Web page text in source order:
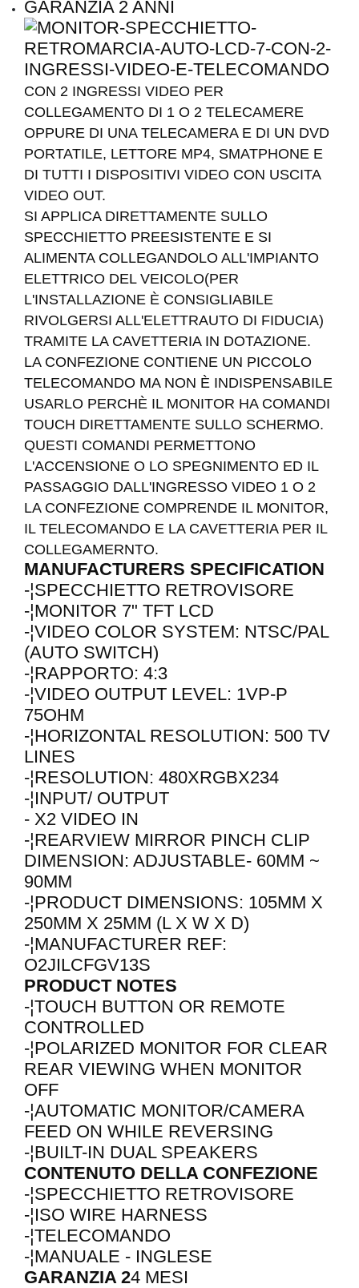
GARANZIA 2 ANNI
CON 2 INGRESSI VIDEO PER
COLLEGAMENTO DI 1 O 2 TELECAMERE
OPPURE DI UNA TELECAMERA E DI UN DVD
PORTATILE, LETTORE MP4, SMATPHONE E
DI TUTTI I DISPOSITIVI VIDEO CON USCITA
VIDEO OUT.
SI APPLICA DIRETTAMENTE SULLO
SPECCHIETTO PREESISTENTE E SI
ALIMENTA COLLEGANDOLO ALL'IMPIANTO
ELETTRICO DEL VEICOLO(PER
L'INSTALLAZIONE È CONSIGLIABILE
RIVOLGERSI ALL'ELETTRAUTO DI FIDUCIA)
TRAMITE LA CAVETTERIA IN DOTAZIONE.
LA CONFEZIONE CONTIENE UN PICCOLO
TELECOMANDO MA NON È INDISPENSABILE
USARLO PERCHÈ IL MONITOR HA COMANDI
TOUCH DIRETTAMENTE SULLO SCHERMO.
QUESTI COMANDI PERMETTONO
L'ACCENSIONE O LO SPEGNIMENTO ED IL
PASSAGGIO DALL'INGRESSO VIDEO 1 O 2
LA CONFEZIONE COMPRENDE IL MONITOR,
IL TELECOMANDO E LA CAVETTERIA PER IL
COLLEGAMERNTO.
MANUFACTURERS SPECIFICATION
-¦SPECCHIETTO RETROVISORE
-¦MONITOR 7" TFT LCD
-¦VIDEO COLOR SYSTEM: NTSC/PAL
(AUTO SWITCH)
-¦RAPPORTO: 4:3
-¦VIDEO OUTPUT LEVEL: 1VP-P
75OHM
-¦HORIZONTAL RESOLUTION: 500 TV
LINES
-¦RESOLUTION: 480XRGBX234
-¦INPUT/ OUTPUT
- X2 VIDEO IN
-¦REARVIEW MIRROR PINCH CLIP
DIMENSION: ADJUSTABLE- 60MM ~
90MM
-¦PRODUCT DIMENSIONS: 105MM X
250MM X 25MM (L X W X D)
-¦MANUFACTURER REF:
O2JILCFGV13S
PRODUCT NOTES
-¦TOUCH BUTTON OR REMOTE
CONTROLLED
-¦POLARIZED MONITOR FOR CLEAR
REAR VIEWING WHEN MONITOR
OFF
-¦AUTOMATIC MONITOR/CAMERA
FEED ON WHILE REVERSING
-¦BUILT-IN DUAL SPEAKERS
CONTENUTO DELLA CONFEZIONE
-¦SPECCHIETTO RETROVISORE
-¦ISO WIRE HARNESS
-¦TELECOMANDO
-¦MANUALE - INGLESE
GARANZIA 24 MESI